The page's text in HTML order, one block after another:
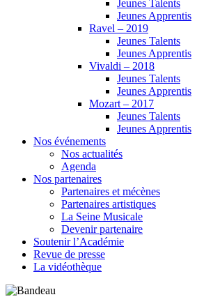
Jeunes Talents
Jeunes Apprentis
Ravel – 2019
Jeunes Talents
Jeunes Apprentis
Vivaldi – 2018
Jeunes Talents
Jeunes Apprentis
Mozart – 2017
Jeunes Talents
Jeunes Apprentis
Nos événements
Nos actualités
Agenda
Nos partenaires
Partenaires et mécènes
Partenaires artistiques
La Seine Musicale
Devenir partenaire
Soutenir l’Académie
Revue de presse
La vidéothèque